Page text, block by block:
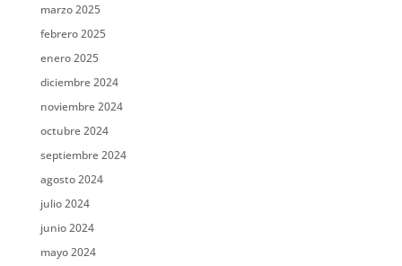
marzo 2025
febrero 2025
enero 2025
diciembre 2024
noviembre 2024
octubre 2024
septiembre 2024
agosto 2024
julio 2024
junio 2024
mayo 2024